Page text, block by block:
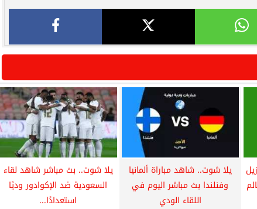
يلا شوت.. شاهد مباراة ألمانيا
وفنلندا بث مباشر اليوم في
اللقاء الودي
يلا شوت.. بث مباشر شاهد لقاء
السعودية ضد الإكوادور وديًا
استعدادًا...